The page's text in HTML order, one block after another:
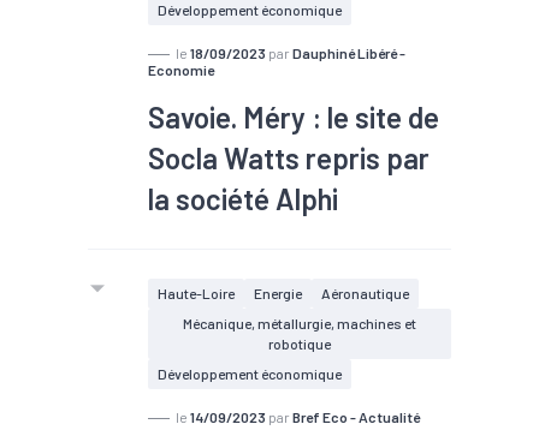
Développement économique
le 18/09/2023 par Dauphiné Libéré -
Economie
Savoie. Méry : le site de
Socla Watts repris par
la société Alphi
d’y installer une chaudronnerie. De
petites surfaces sont toutefois
laissé vacant. Ils pourraient être
Haute-Loire Energie
Aéronautique
Mécanique, métallurgie, machines et
robotique
Développement économique
le 14/09/2023 par Bref Eco - Actualité